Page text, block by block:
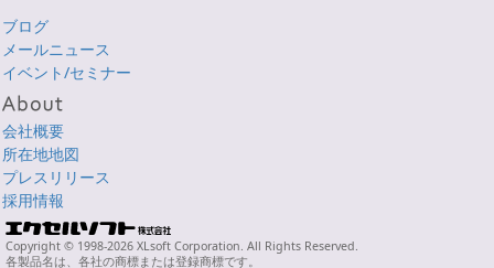
ブログ
メールニュース
イベント/セミナー
会社概要
所在地地図
プレスリリース
採用情報
Copyright © 1998-2026 XLsoft Corporation. All Rights Reserved.
各製品名は、各社の商標または登録商標です。